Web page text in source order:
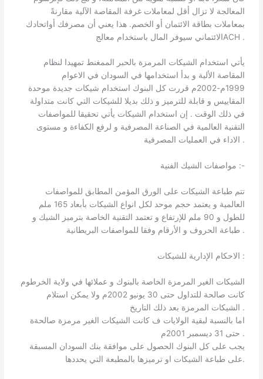
المعالجة لا تزال أقل لمعاملات غرفة المقاصة الآلیة مقارنةً
بمعاملات بطاقة الائتمان أو الخصم. ھذا یعني أن مصرفك أواتحادك
الائتماني سیوفر المال باستخدام معالجACH .
يأتي استخدام الشيكات المرمزة بالحبر الممغنط تمهيدا لنظام
المقاصة الألية و بدأ استخدامها في السودان في الاعوام
1999م-2002م قررت كل البنوك استخدام شيكات جديدة موحدة
المقاييس و قابلة للترميز و ذلك بديلا للشيكات التي كانت متداولة
في ذلك الوقت . إن استخدام الشيكات يأتي تحقيقا للمواصفات
التقنية العالمية في الصناعة المصرفية و لرفع الكفاءة و مستوى
الاداء في العمليات المصرفية .
مواصفات الشيك الفنية :-
تتم طباعة الشيكات على الورق المؤمن المطابق للمواصفات
العالمية و يعتمد حجم موحد لكل انواع الشيكات بأبعاد 165 ملم
للطول و 90 ملم للإرتفاع و تعتمد التقنية الخاصة بترميز الشيك و
طباعة الحروف و الأرقام وفقا للمواصفات البريطانية .
الاحكام الإدارية للشيكات :
الشيكات الغير المرمزة الخاصة بالبنوك و عملائها في ولاية الخرطوم
كانت صالحة للتداول حتى 30 يونيو 2002م ولا يمكن استلام
الشيكات المرمزة بعد ذلك التاريخ .
اما بالنسبة لبقية الولايات ف كانت الشيكات الغير مرمزة صالحةة
حتى 31 ديسمبر 2001م .
يجب على كل البنوك الحصول على موافقة بنك السودان المسبقة
على طباعة الشيكات او ترميزها بالمطبعة التي يحددها.